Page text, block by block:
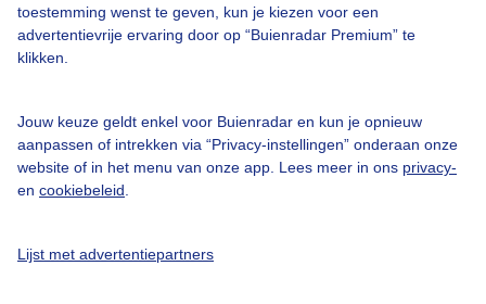
toestemming wenst te geven, kun je kiezen voor een
advertentievrije ervaring door op “Buienradar Premium” te
klikken.
Jouw keuze geldt enkel voor Buienradar en kun je opnieuw
aanpassen of intrekken via “Privacy-instellingen” onderaan onze
website of in het menu van onze app. Lees meer in ons privacy-
en cookiebeleid
Lijst met advertentiepartners
Contact
Toegankelijkheid
Adverteren
Buienradar Team
Privacy beleid